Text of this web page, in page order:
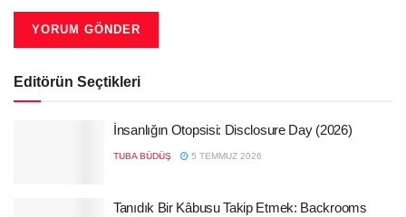
Editörün Seçtikleri
İnsanlığın Otopsisi: Disclosure Day (2026)
TUBA BÜDÜŞ 5 TEMMUZ 2026
Tanıdık Bir Kâbusu Takip Etmek: Backrooms